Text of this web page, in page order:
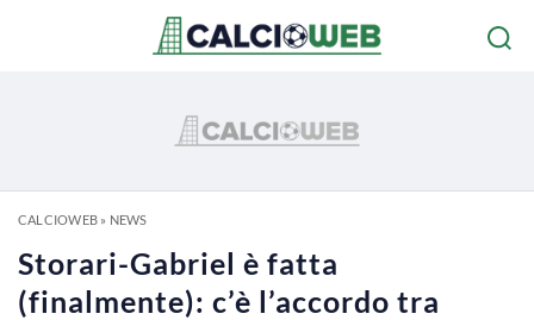
CALCIOWEB» NEWS
Storari-Gabriel è fatta
(finalmente): c’è l’accordo tra